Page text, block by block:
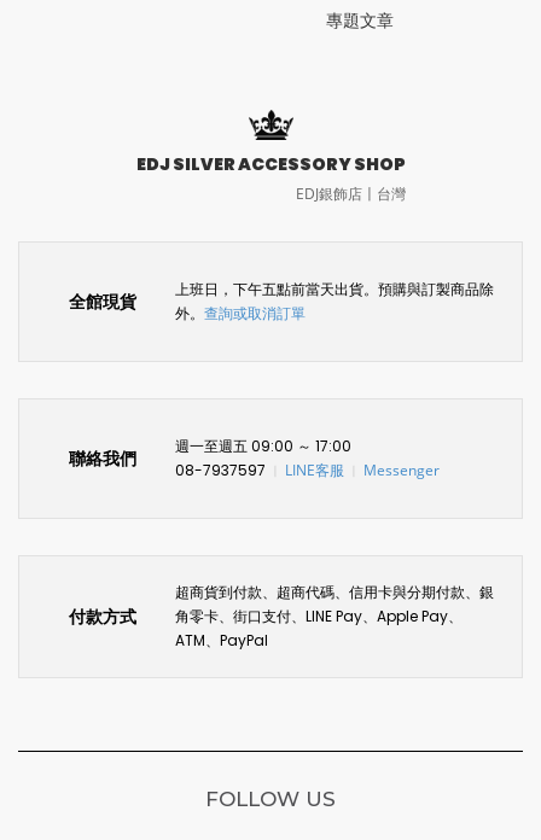
專題文章
EDJ SILVER ACCESSORY SHOP
EDJ銀飾店〡台灣
全館現貨
上班日，下午五點前當天出貨。預購與訂製商品除
外。 查詢或取消訂單
聯絡我們
週一至週五 09:00 ～ 17:00
08-7937597
LINE客服 Messenger
付款方式
超商貨到付款、超商代碼、信用卡與分期付款、銀
角零卡、街口支付、LINE Pay、Apple Pay、
ATM、PayPal
FOLLOW US